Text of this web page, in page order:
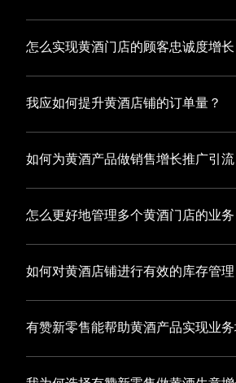
共同打造独具特色的品牌，携手共创辉煌
有赞新零售旗下的有赞微商城、有赞私域
程序商城，为您的线上店铺提供一站式解
态。
怎么实现黄酒门店的顾客忠诚度增长
您可以使用有赞的会员管理系统，建立自
系，通过赠送积分、折扣等福利来吸引顾
度。
我应如何提升黄酒店铺的订单量？
您可以使用有赞的裂变营销功能，通过给
券、邀请好友等方式，吸引更多的用户下
如何为黄酒产品做销售增长推广引流
有赞新零售旗下产品营销工具、比如优惠
等，吸引更多客户到店消费。另外，通过
以帮助您增加客流量，赢得客户的青睐
怎么更好地管理多个黄酒门店的业务
有赞新零售一站式解决方案，包括有赞微
域运营以及有赞小程序商城，将助您轻松
的业务蓬勃发展，收获更多满意客户。
如何对黄酒店铺进行有效的库存管理
您可以使用有赞的门店管理系统，它可以
店数据的集中管理，包括订单管理、员工
有赞新零售能帮助黄酒产品实现业务
有赞新零售作为业内领先的一站式解决方
线下渠道、提供多样化店铺搭建、会员营